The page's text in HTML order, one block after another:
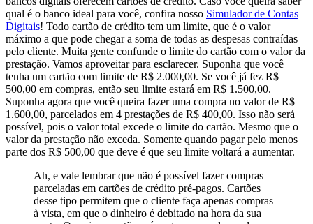
qual é o banco ideal para você, confira nosso Simulador de Contas
Digitais! Todo cartão de crédito tem um limite, que é o valor
máximo a que pode chegar a soma de todas as despesas contraídas
pelo cliente. Muita gente confunde o limite do cartão com o valor da
prestação. Vamos aproveitar para esclarecer. Suponha que você
tenha um cartão com limite de R$ 2.000,00. Se você já fez R$
500,00 em compras, então seu limite estará em R$ 1.500,00.
Suponha agora que você queira fazer uma compra no valor de R$
1.600,00, parcelados em 4 prestações de R$ 400,00. Isso não será
possível, pois o valor total excede o limite do cartão. Mesmo que o
valor da prestação não exceda. Somente quando pagar pelo menos
parte dos R$ 500,00 que deve é que seu limite voltará a aumentar.
Ah, e vale lembrar que não é possível fazer compras
parceladas em cartões de crédito pré-pagos. Cartões
desse tipo permitem que o cliente faça apenas compras
à vista, em que o dinheiro é debitado na hora da sua